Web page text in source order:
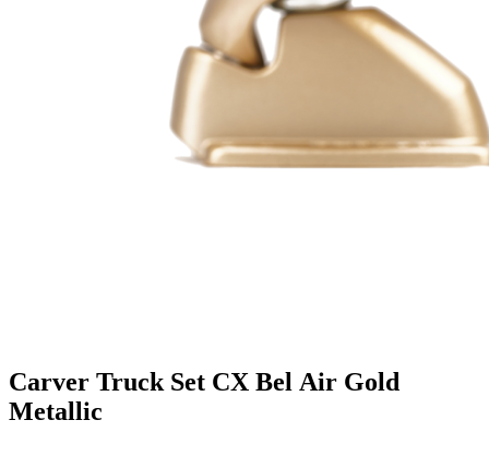
Carver Truck Set CX Bel Air Gold
Metallic